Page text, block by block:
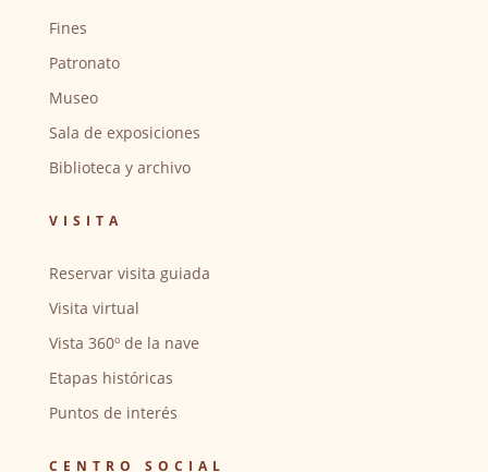
Fines
Patronato
Museo
Sala de exposiciones
Biblioteca y archivo
VISITA
Reservar visita guiada
Visita virtual
Vista 360º de la nave
Etapas históricas
Puntos de interés
CENTRO SOCIAL